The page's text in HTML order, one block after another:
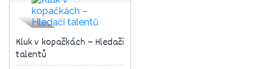
Kluk v kopačkách – Hledači
talentů